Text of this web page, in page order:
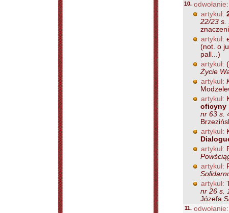
10. odwołanie:
artykuł:
22/23 s.
artykuł:
(not. o
pall...)
artykuł:
Życie
artykuł:
artykuł:
oficyny
nr 63 s.
artykuł:
artykuł:
artykuł:
artykuł:
nr 26 s.
Józefa
11. odwołanie: